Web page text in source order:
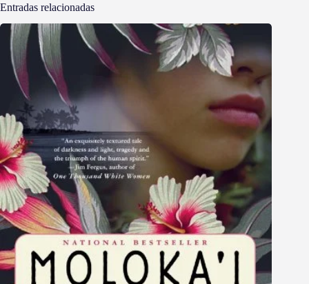
Entradas relacionadas